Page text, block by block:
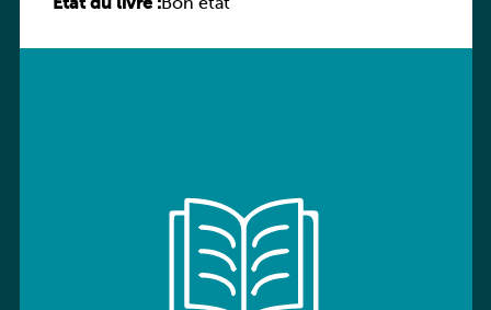
Sprachbuch
État du livre :Bon état